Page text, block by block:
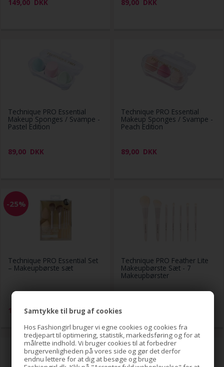
Samtykke til brug af cookies
Hos Fashiongirl bruger vi egne cookies og cookies fra
tredjepart til optimering, statistik, markedsføring og for at
målrette indhold. Vi bruger cookies til at forbedrer
brugervenligheden på vores side og gør det derfor
endnu lettere for at dig at besøge og bruge
149,00 DKK 89,00 DKK
Technique PRO Essential
Makeup Sponges / Svampe -
Pastel Edition
89,00 DKK
Technique PRO Essential
Makeup Sponges / Svampe -
Peach Edition
89,00 DKK
-25%
Technique PRO Essential Set
– Makeupbørste sæt
149,00 DKK
Technique PRO Feather Lite
Makeupbørste Sæt - 7
Makeupbørster